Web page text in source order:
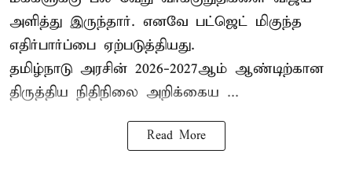
அளித்து இருந்தார். எனவே பட்ஜெட் மிகுந்த
எதிர்பார்ப்பை ஏற்படுத்தியது.
தமிழ்நாடு அரசின் 2026-2027ஆம் ஆண்டிற்கான
திருத்திய நிதிநிலை அறிக்கைய ...
Read More